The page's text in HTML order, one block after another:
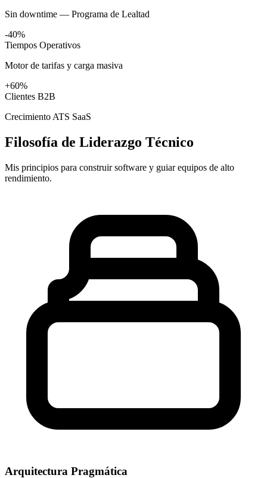
Sin downtime — Programa de Lealtad
-40%
Tiempos Operativos
Motor de tarifas y carga masiva
+60%
Clientes B2B
Crecimiento ATS SaaS
Filosofía de Liderazgo Técnico
Mis principios para construir software y guiar equipos de alto
rendimiento.
Arquitectura Pragmática